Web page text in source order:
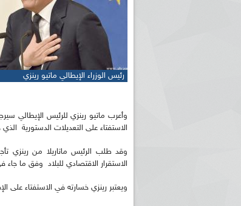
رئيس الوزراء الإيطالي ماتيو رينزي
وأعرب ماتيو رينزي للرئيس الإيطالي
الاستفتاء على التعديلات الدستورية
وقد طلب الرئيس ماتاريلا من رينزي
الاستقرار الاقتصادي للبلاد وفق ما
ويعتبر رينزي خسارته في الاستفتاء على